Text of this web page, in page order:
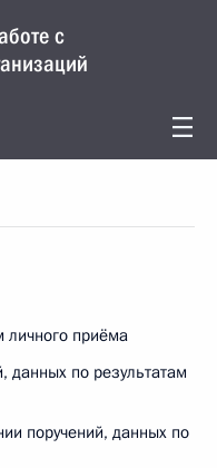
с
личного приёма
данных по результатам
поручений, данных по